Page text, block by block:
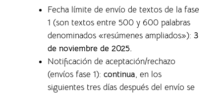
Fecha límite de envío de textos de la fase
1 (son textos entre 500 y 600 palabras
denominados «resúmenes ampliados»): 3
de noviembre de 2025.
Notificación de aceptación/rechazo
(envíos fase 1): continua, en los
siguientes tres días después del envío se